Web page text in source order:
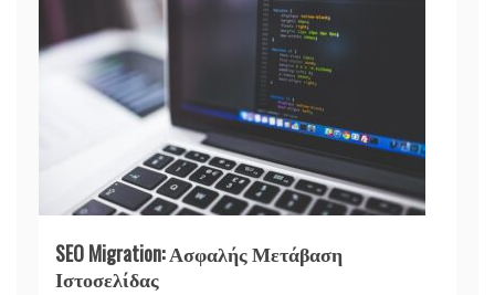
SEO Migration: Ασφαλής Μετάβαση
Ιστοσελίδας